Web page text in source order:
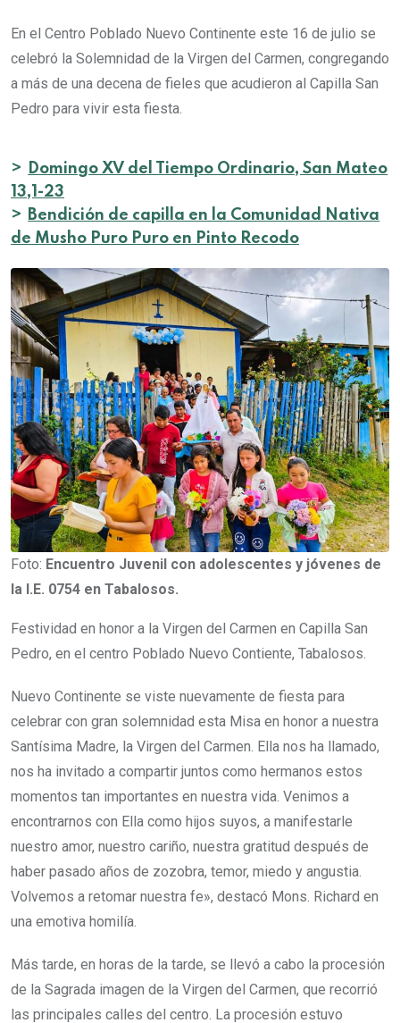
En el Centro Poblado Nuevo Continente este 16 de julio se
celebró la Solemnidad de la Virgen del Carmen, congregando
a más de una decena de fieles que acudieron al Capilla San
Pedro para vivir esta fiesta.
>
Domingo XV del Tiempo Ordinario, San Mateo
13,1-23
>
Bendición de capilla en la Comunidad Nativa
de Musho Puro Puro en Pinto Recodo
Foto: Encuentro Juvenil con adolescentes y jóvenes de
la I.E. 0754 en Tabalosos.
Festividad en honor a la Virgen del Carmen en Capilla San
Pedro, en el centro Poblado Nuevo Contiente, Tabalosos.
Nuevo Continente se viste nuevamente de fiesta para
celebrar con gran solemnidad esta Misa en honor a nuestra
Santísima Madre, la Virgen del Carmen. Ella nos ha llamado,
nos ha invitado a compartir juntos como hermanos estos
momentos tan importantes en nuestra vida. Venimos a
encontrarnos con Ella como hijos suyos, a manifestarle
nuestro amor, nuestro cariño, nuestra gratitud después de
haber pasado años de zozobra, temor, miedo y angustia.
Volvemos a retomar nuestra fe», destacó Mons. Richard en
una emotiva homilía.
Más tarde, en horas de la tarde, se llevó a cabo la procesión
de la Sagrada imagen de la Virgen del Carmen, que recorrió
las principales calles del centro. La procesión estuvo